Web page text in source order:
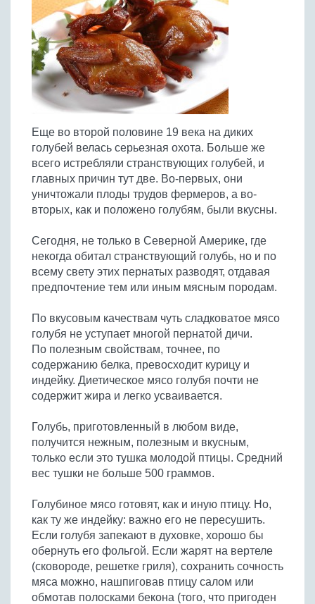
Из яиц и другие
Холодные супы
Супы-пюре
Молочные супы
Сладкие супы
Отварное мясо
Запеченное мясо
Тушеное мясо
Из мясного фарша
Из субпродуктов
Жареная рыба
Отварная и паровая
Запеченная рыба
Тушеная рыба
Из рыбного фарша
Морепродукты
Суши и роллы
Вся птица
Жареная птица
Отварная птица
Запеченная птица
Из фарша птицы
Из субпродуктов птицы
Овощи
Все овощи
Жареные овощи
Отварные овощи
Тушеные овощи
Запеченные овощи
Выпечка
Вся выпечка
Торты и пирожные
Пироги и пирожки
Кексы и маффины
Печенье и булочки
Блины и оладьи
Кремы
Соусы
Соусы к мясу
Соусы к рыбе
Соусы к овощам
Другие соусы
Все напитки
Алкогольные напитки
Безалкогольные напитки
Заготовки
Все заготовки
Ягоды и фрукты
Грибы
Другие заготовки
Десерты
Конфеты и сладости
Ещё...
Пельмени, вареники
Макароны
Бобовые
Яйца
Крупы
Еще во второй половине 19 века на диких
голубей велась серьезная охота. Больше же
всего истребляли странствующих голубей, и
главных причин тут две. Во-первых, они
уничтожали плоды трудов фермеров, а во-
вторых, как и положено голубям, были вкусны.
Сегодня, не только в Северной Америке, где
некогда обитал странствующий голубь, но и по
всему свету этих пернатых разводят, отдавая
предпочтение тем или иным мясным породам.
По вкусовым качествам чуть сладковатое мясо
голубя не уступает многой пернатой дичи.
По полезным свойствам, точнее, по
содержанию белка, превосходит курицу и
индейку. Диетическое мясо голубя почти не
содержит жира и легко усваивается.
Голубь, приготовленный в любом виде,
получится нежным, полезным и вкусным,
только если это тушка молодой птицы. Средний
вес тушки не больше 500 граммов.
Голубиное мясо готовят, как и иную птицу. Но,
как ту же индейку: важно его не пересушить.
Если голубя запекают в духовке, хорошо бы
обернуть его фольгой. Если жарят на вертеле
(сковороде, решетке гриля), сохранить сочность
мяса можно, нашпиговав птицу салом или
обмотав полосками бекона (того, что пригоден